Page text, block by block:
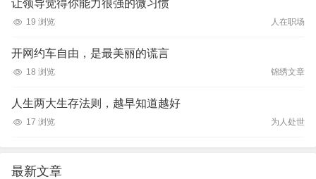
让领导觉得你能力很强的微习惯
19 浏览 人在职场
开网约车自由，是最美丽的谎言
18 浏览 锦绣文章
人生两大生存法则，越早知道越好
17 浏览 为人处世
最新文章